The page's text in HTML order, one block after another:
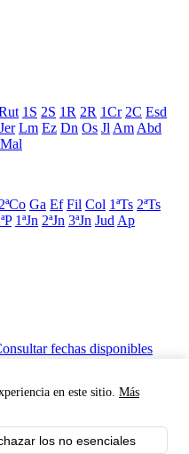
en este sitio. Más
los no esenciales
1S 2S 1R 2R 1Cr 2C Esd
Jer Lm Ez Dn Os Jl Am Abd
Mal
2ªCo Ga Ef Fil Col 1ªTs 2ªTs
1ªJn 2ªJn 3ªJn Jud Ap
fechas disponibles